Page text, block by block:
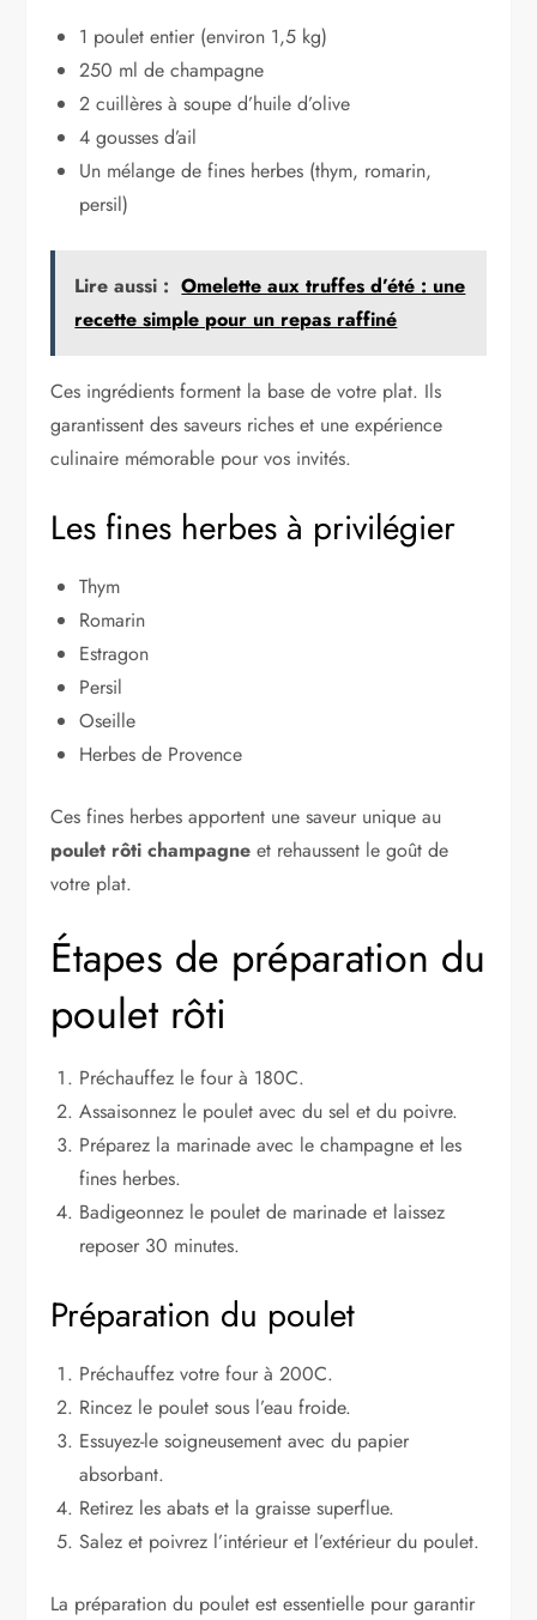
1 poulet entier (environ 1,5 kg)
250 ml de champagne
2 cuillères à soupe d’huile d’olive
4 gousses d’ail
Un mélange de fines herbes (thym, romarin,
persil)
Lire aussi : Omelette aux truffes d’été : une
recette simple pour un repas raffiné
Ces ingrédients forment la base de votre plat. Ils
garantissent des saveurs riches et une expérience
culinaire mémorable pour vos invités.
Les fines herbes à privilégier
Thym
Romarin
Estragon
Persil
Oseille
Herbes de Provence
Ces fines herbes apportent une saveur unique au
poulet rôti champagne et rehaussent le goût de
votre plat.
Étapes de préparation du
poulet rôti
Préchauffez le four à 180C.
Assaisonnez le poulet avec du sel et du poivre.
Préparez la marinade avec le champagne et les
fines herbes.
Badigeonnez le poulet de marinade et laissez
reposer 30 minutes.
Préparation du poulet
Préchauffez votre four à 200C.
Rincez le poulet sous l’eau froide.
Essuyez-le soigneusement avec du papier
absorbant.
Retirez les abats et la graisse superflue.
Salez et poivrez l’intérieur et l’extérieur du poulet.
La préparation du poulet est essentielle pour garantir